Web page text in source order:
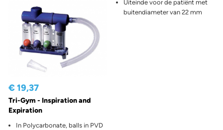
Uiteinde voor de patiënt met
buitendiameter van 22 mm
€ 19,37
Tri-Gym - Inspiration and
Expiration
In Polycarbonate, balls in PVD